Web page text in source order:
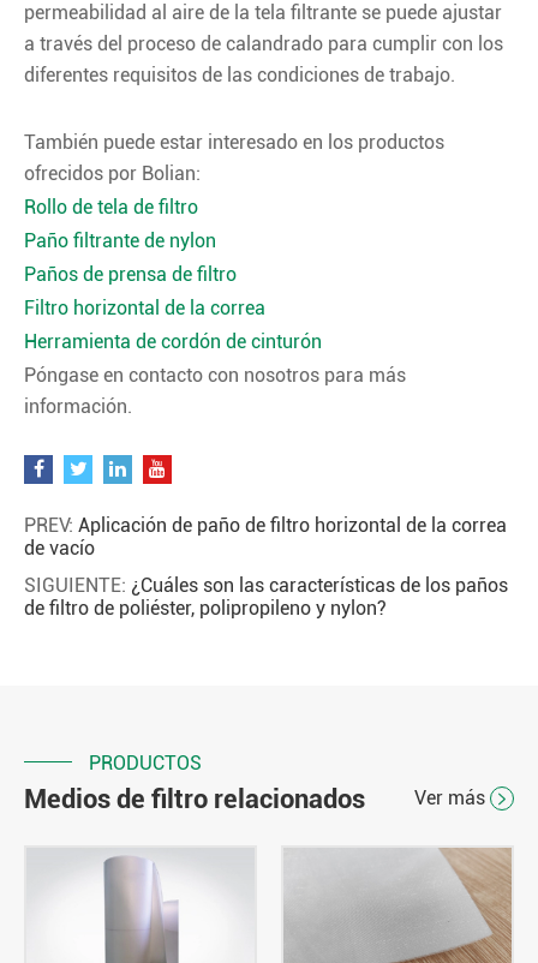
permeabilidad al aire de la tela filtrante se puede ajustar
a través del proceso de calandrado para cumplir con los
diferentes requisitos de las condiciones de trabajo.
También puede estar interesado en los productos
ofrecidos por Bolian:
Rollo de tela de filtro
Paño filtrante de nylon
Paños de prensa de filtro
Filtro horizontal de la correa
Herramienta de cordón de cinturón
Póngase en contacto con nosotros para más
información.
PREV: Aplicación de paño de filtro horizontal de la correa
de vacío
SIGUIENTE: ¿Cuáles son las características de los paños
de filtro de poliéster, polipropileno y nylon?
PRODUCTOS
Medios de filtro relacionados Ver más 